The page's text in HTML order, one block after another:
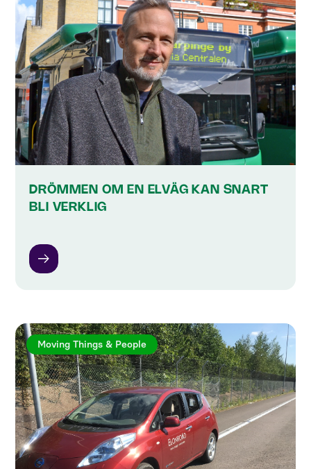
DRÖMMEN OM EN ELVÄG KAN SNART
BLI VERKLIG
Moving Things & People